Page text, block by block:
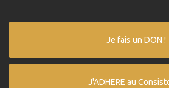
Je fais un DON !
J'ADHERE au